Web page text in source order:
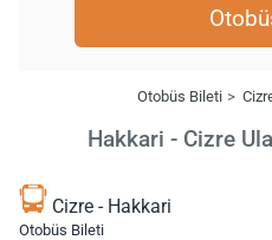
Otobüs Bileti
Hakkari - Cizre
Cizre - Hakkari
Otobüs Bileti